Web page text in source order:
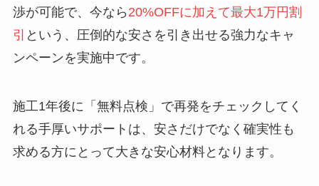
渉が可能で、今なら 20%OFFに加えて最大1万円割
引 という、圧倒的な安さを引き出せる強力なキャ
ンペーンを実施中です。
施工1年後に「無料点検」で再発をチェックしてく
れる手厚いサポートは、安さだけでなく確実性も
求める方にとって大きな安心材料となります。